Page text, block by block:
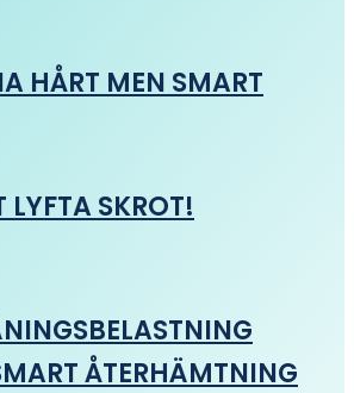
HÅRT MEN SMART
LYFTA SKROT!
ÅTERHÄMTNING